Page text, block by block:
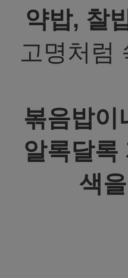
약밥, 찰
고명처럼
볶음밥이
알록달록
색